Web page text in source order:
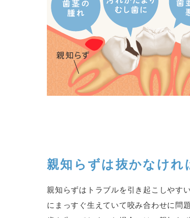
親知らずは抜かなけれ
親知らずはトラブルを引き起こしやす
にまっすぐ生えていて咬み合わせに問